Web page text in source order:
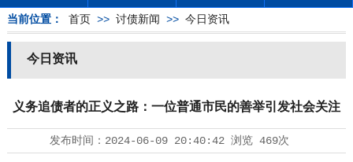
当前位置： 首页 >> 讨债新闻 >> 今日资讯
今日资讯
义务追债者的正义之路：一位普通市民的善举引发社会关注
发布时间： 2024-06-09 20:40:42浏览 469次